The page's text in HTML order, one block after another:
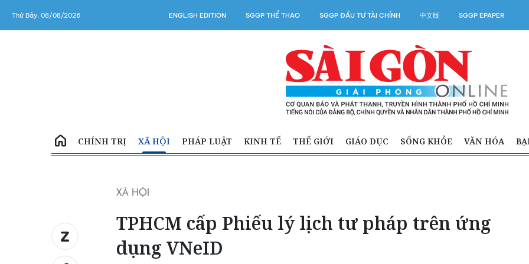
Thứ Bảy, 08/08/2026 ENGLISH EDITION SGGP THỂ THAO SGGP ĐẦU TƯ TÀI CHÍNH 中文版 SGGP EPAPER
CHÍNH TRỊ XÃ HỘI PHÁP LUẬT KINH TẾ THẾ GIỚI GIÁO DỤC SỐNG KHỎE VĂN HÓA
XÃ HỘI
TPHCM cấp Phiếu lý lịch tư pháp trên ứng
dụng VNeID